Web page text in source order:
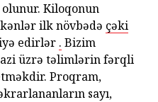
Kiloqonun
ilk növbədə çəki
edirlər . Bizim
üzrə təlimlərin fərqli
Proqram,
sayı,